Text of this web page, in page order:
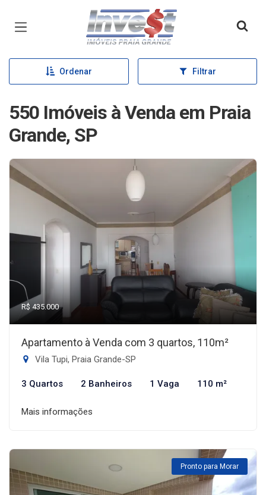
Página inicial
Ordenar Filtrar
550 Imóveis à Venda em Praia
Grande, SP
R$ 435.000
Apartamento à Venda com 3 quartos, 110m²
Vila Tupi, Praia Grande-SP
3 Quartos 2 Banheiros 1 Vaga 110 m²
Mais informações
Pronto para Morar